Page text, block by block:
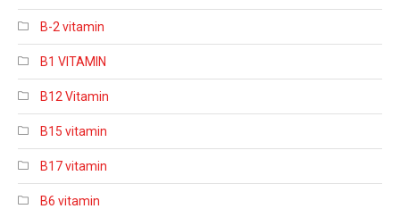
B-2 vitamin
B1 VITAMIN
B12 Vitamin
B15 vitamin
B17 vitamin
B6 vitamin